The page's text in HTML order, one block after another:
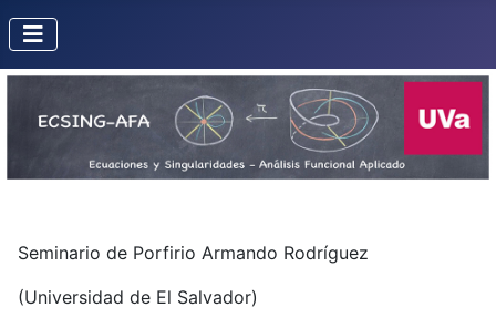
Seminario de Porfirio Armando Rodríguez
(Universidad de El Salvador)